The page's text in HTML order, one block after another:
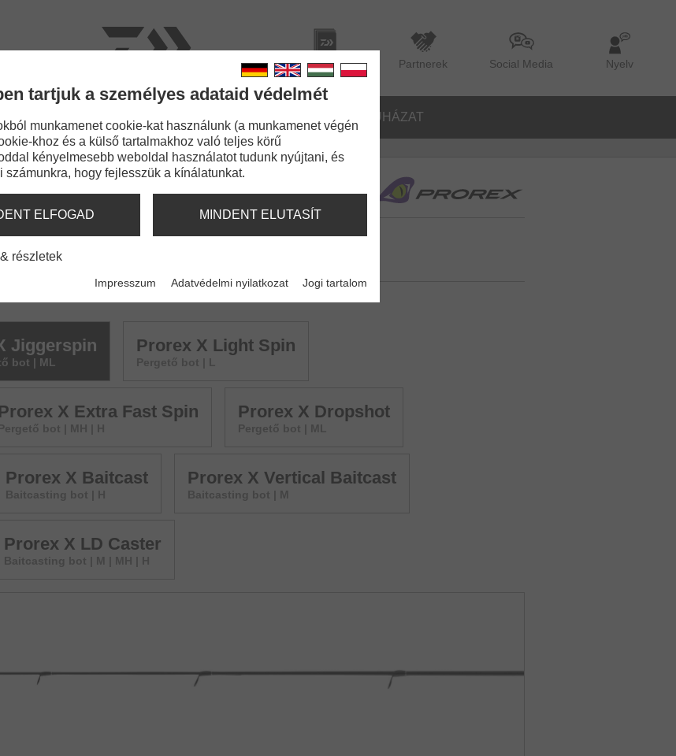
Katalógus Partnerek Social Media Nyelv
APRÓCIKKEK KIEGÉSZÍTŐK RUHÁZAT
Jiggerspin
bot | ML
Prorex X Light Spin
Pergető bot | L
Prorex X Extra Fast Spin
bot | MH | H
Prorex X Dropshot
Pergető bot | ML
Prorex X Baitcast
Baitcasting bot | H
Prorex X Vertical Baitcast
Baitcasting bot | M
Prorex X LD Caster
Baitcasting bot | M | MH | H
tartjuk a személyes adataid védelmét
munkamenet cookie-kat használunk (a munkamenet végén
khoz és a külső tartalmakhoz való teljes körű
kényelmesebb weboldal használatot tudunk nyújtani, és
számunkra, hogy fejlesszük a kínálatunkat.
ELFOGAD MINDENT ELUTASÍT
részletek
Impresszum Adatvédelmi nyilatkozat Jogi tartalom